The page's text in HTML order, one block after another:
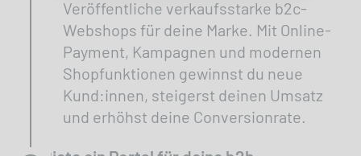
Veröffentliche verkaufsstarke b2c-
Webshops für deine Marke. Mit Online-
Payment, Kampagnen und modernen
Shopfunktionen gewinnst du neue
Kund:innen, steigerst deinen Umsatz
und erhöhst deine Conversionrate.